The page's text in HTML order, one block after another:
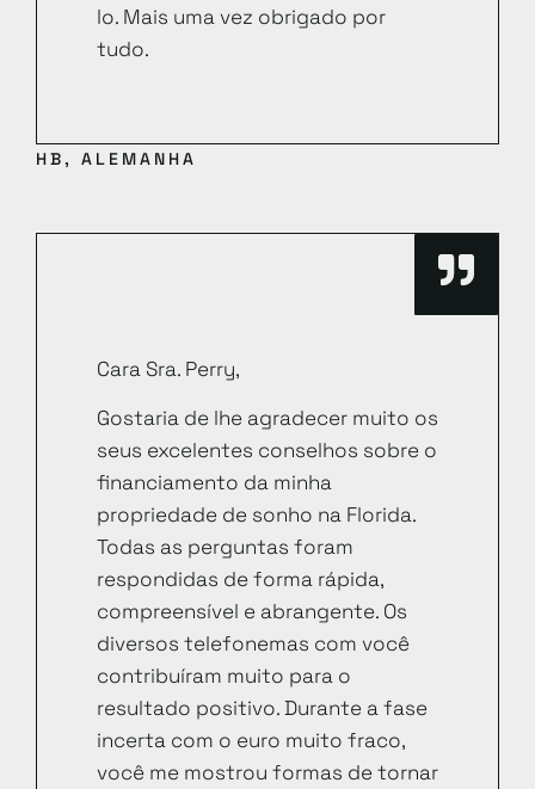
lo. Mais uma vez obrigado por
tudo.
HB, ALEMANHA
Cara Sra. Perry,
Gostaria de lhe agradecer muito os
seus excelentes conselhos sobre o
financiamento da minha
propriedade de sonho na Florida.
Todas as perguntas foram
respondidas de forma rápida,
compreensível e abrangente. Os
diversos telefonemas com você
contribuíram muito para o
resultado positivo. Durante a fase
incerta com o euro muito fraco,
você me mostrou formas de tornar